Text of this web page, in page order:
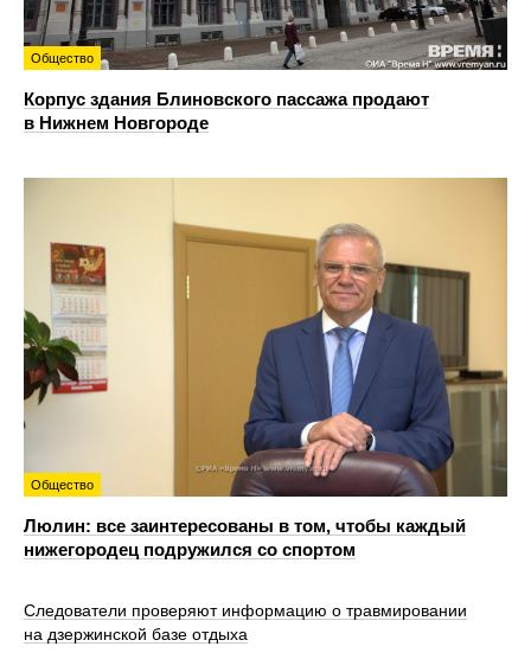
Общество
Корпус здания Блиновского пассажа продают
в Нижнем Новгороде
Общество
Люлин: все заинтересованы в том, чтобы каждый
нижегородец подружился со спортом
Следователи проверяют информацию о травмировании
на дзержинской базе отдыха